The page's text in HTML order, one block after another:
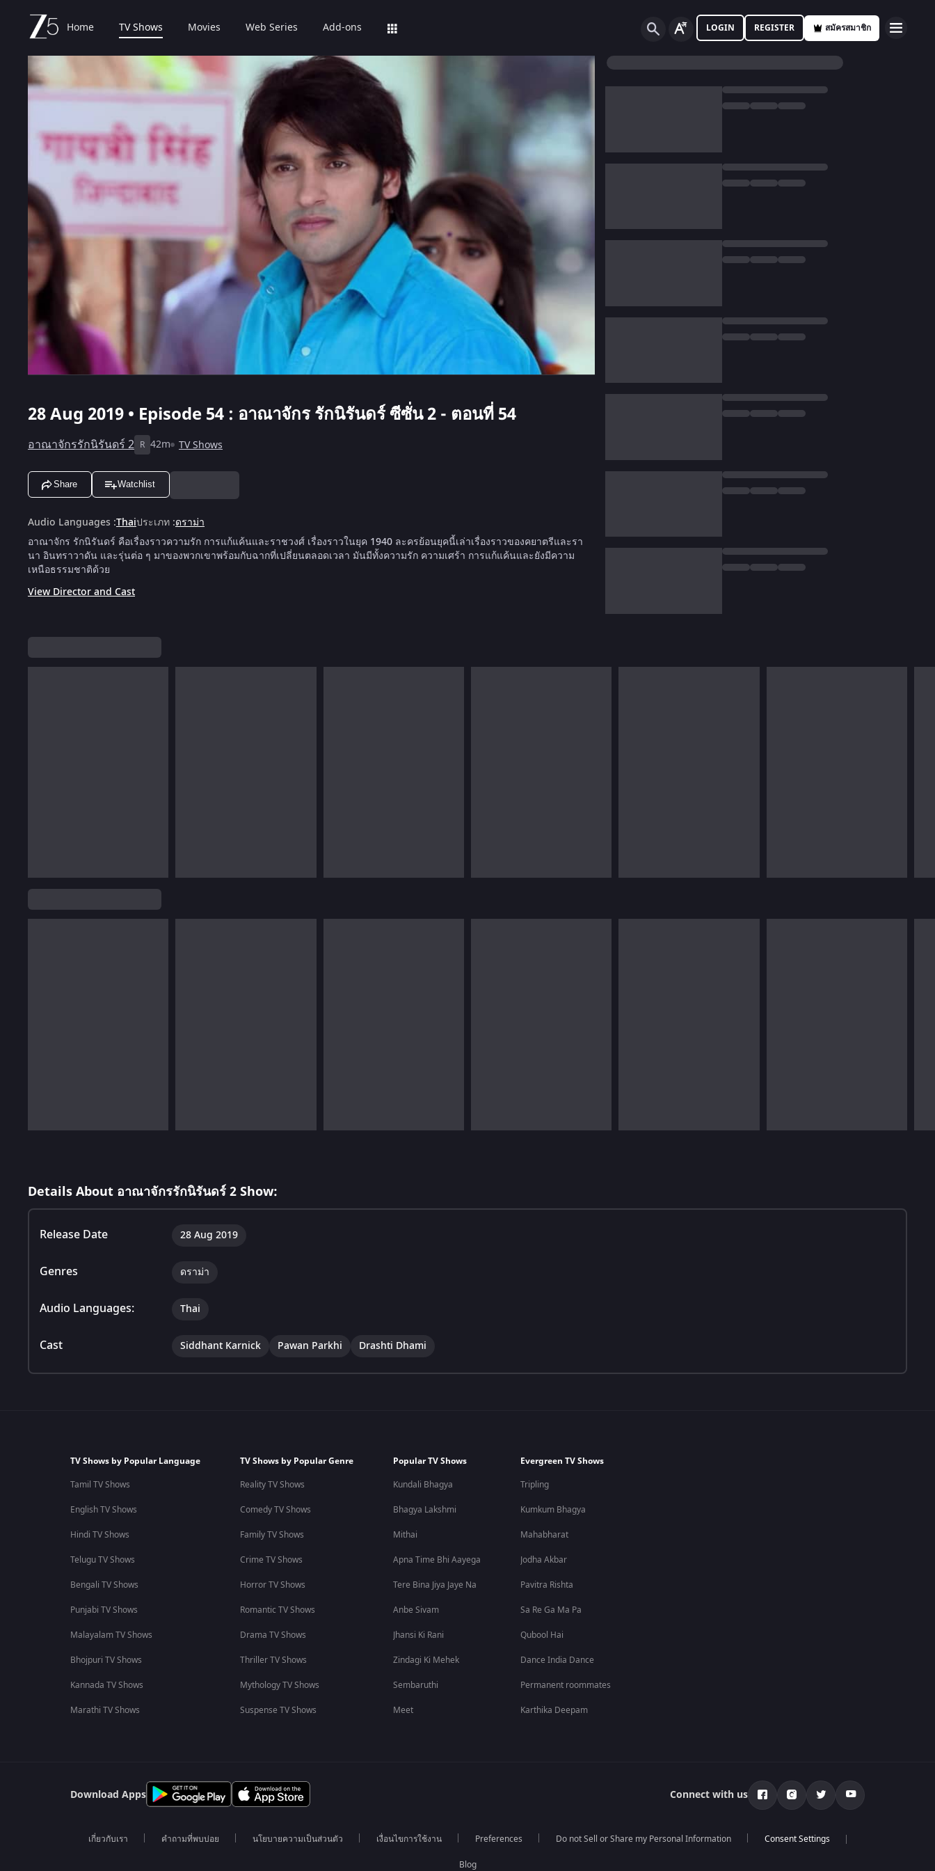
Home TV Shows Movies Web Series Add-ons LOGIN REGISTER สมัครสมาชิก
28 Aug 2019 • Episode 54 : อาณาจักร รักนิรันดร์ ซีซั่น 2 - ตอนที่ 54
อาณาจักรรักนิรันดร์ 2 R 42m TV Shows
Share Watchlist
Audio Languages :Thaiประเภท :ดราม่า
อาณาจักร รักนิรันดร์ คือเรื่องราวความรัก การแก้แค้นและราชวงศ์ เรื่องราวในยุค 1940 ละครย้อนยุคนี้เล่าเรื่องราวของคยาตรีและรา
นา อินทราวาดัน และรุ่นต่อ ๆ มาของพวกเขาพร้อมกับฉากที่เปลี่ยนตลอดเวลา มันมีทั้งความรัก ความเศร้า การแก้แค้นและยังมีความ
เหนือธรรมชาติด้วย
View Director and Cast
Details About อาณาจักรรักนิรันดร์ 2 Show:
Release Date 28 Aug 2019
Genres ดราม่า
Audio Languages: Thai
Cast Siddhant Karnick Pawan Parkhi Drashti Dhami
TV Shows by Popular Language
Tamil TV Shows
English TV Shows
Hindi TV Shows
Telugu TV Shows
Bengali TV Shows
Punjabi TV Shows
Malayalam TV Shows
Bhojpuri TV Shows
Kannada TV Shows
Marathi TV Shows
TV Shows by Popular Genre
Reality TV Shows
Comedy TV Shows
Family TV Shows
Crime TV Shows
Horror TV Shows
Romantic TV Shows
Drama TV Shows
Thriller TV Shows
Mythology TV Shows
Suspense TV Shows
Popular TV Shows
Kundali Bhagya
Bhagya Lakshmi
Mithai
Apna Time Bhi Aayega
Tere Bina Jiya Jaye Na
Anbe Sivam
Jhansi Ki Rani
Zindagi Ki Mehek
Sembaruthi
Meet
Evergreen TV Shows
Tripling
Kumkum Bhagya
Mahabharat
Jodha Akbar
Pavitra Rishta
Sa Re Ga Ma Pa
Qubool Hai
Dance India Dance
Permanent roommates
Karthika Deepam
Download Apps Connect with us
เกี่ยวกับเรา คำถามที่พบบ่อย นโยบายความเป็นส่วนตัว เงื่อนไขการใช้งาน Preferences Do not Sell or Share my Personal Information
Blog